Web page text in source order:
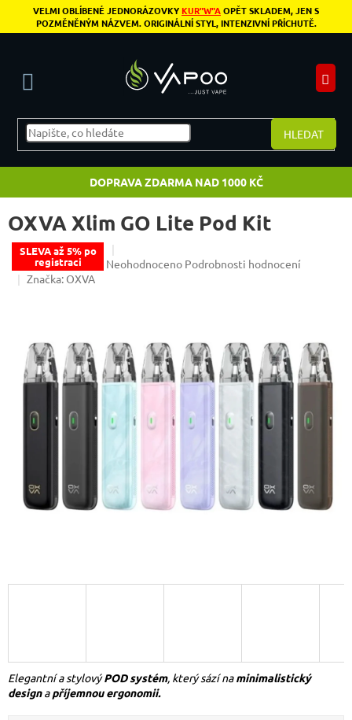
Přejít na obsah
VELMI OBLÍBENÉ JEDNORÁZOVKYKUR"W"AOPĚT SKLADEM, JEN S
POZMĚNĚNÝM NÁZVEM. ORIGINÁLNÍ STYL, INTENZIVNÍ PŘÍCHUTĚ.
HLEDAT
DOPRAVA ZDARMA NAD 1000 KČ
OXVA Xlim GO Lite Pod Kit
SLEVA až 5% po
registraci
Průměrné hodnocení produktu je 0,0 z 5
Neohodnoceno Podrobnosti hodnocení
Značka: OXVA
Elegantní a stylovýPOD systém, který sází naminimalistický
designapříjemnou ergonomii.